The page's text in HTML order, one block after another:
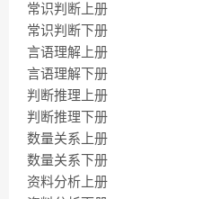
常识判断上册
常识判断下册
言语理解上册
言语理解下册
判断推理上册
判断推理下册
数量关系上册
数量关系下册
资料分析上册